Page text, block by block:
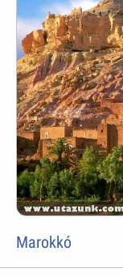
Marokkó